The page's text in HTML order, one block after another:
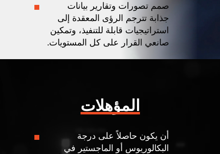
صمم تصورات وتقارير بيانات
جذابة تترجم الرؤى المعقدة إلى
استراتيجيات قابلة للتنفيذ، وتمكين
صانعي القرار على كل المستويات.
المؤهلات
أن يكون حاصلاً على درجة
البكالوريوس أو الماجستير في